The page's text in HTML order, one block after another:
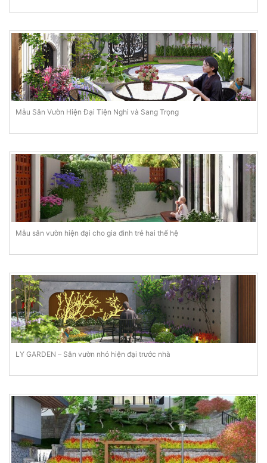
Mẫu Sân Vườn Hiện Đại Tiện Nghi và Sang Trọng
Mẫu sân vườn hiện đại cho gia đình trẻ hai thế hệ
LY GARDEN – Sân vườn nhỏ hiện đại trước nhà